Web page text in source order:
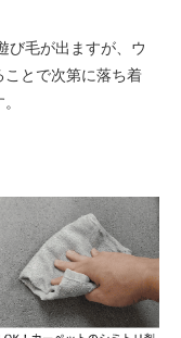
び毛が出ますが、ウ
とで次第に落ち着